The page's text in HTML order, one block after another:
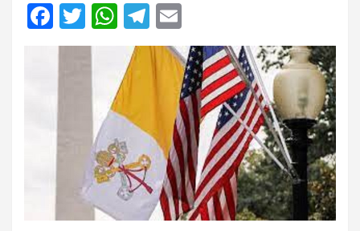
F
a
T
wi
W
h
at
s
A
p
p
T
el
e
m
m
ail